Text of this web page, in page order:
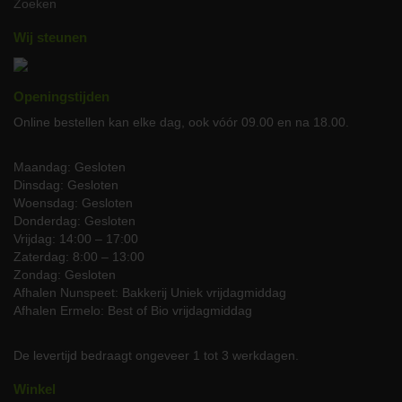
overtollig vet te verwijderen.
Bestellen en levering
Bestel uw biologische ontbijtspek gemakkelijk online bij JP
gekoeld en vers bij u thuis wordt afgeleverd. Zo kunt u snel
genieten van de authentieke smaak van ons ambachtelijk bereid
ontbijtspek.
Ontdek de smaak van puur, biologisch en ambachtelijk bereid
ontbijtspek. Bestel nu en ervaar de kwaliteit van JP Puurvlees
zelf!
Zoeken
Wij steunen
Openingstijden
Online bestellen kan elke dag, ook vóór 09.00 en na 18.00.
Maandag: Gesloten
Dinsdag: Gesloten
Woensdag: Gesloten
Donderdag: Gesloten
Vrijdag: 14:00 – 17:00
Zaterdag: 8:00 – 13:00
Zondag: Gesloten
Afhalen Nunspeet: Bakkerij Uniek vrijdagmiddag
Afhalen Ermelo: Best of Bio vrijdagmiddag
De levertijd bedraagt ongeveer 1 tot 3 werkdagen.
Winkel